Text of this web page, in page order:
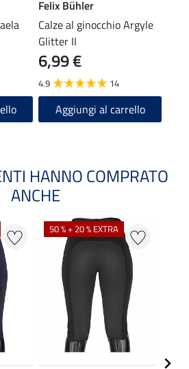
Felix Bühler
Calze al ginocchio Argyle
Glitter II
6,99 €
4.9 14
Aggiungi al carrello
HANNO COMPRATO
ANCHE
50 % + 20 % EXTRA